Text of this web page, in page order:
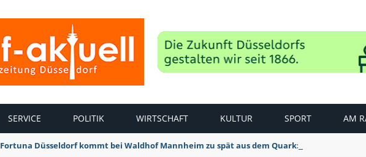
SERVICE POLITIK WIRTSCHAFT KULTUR SPORT AM
Fortuna Düsseldorf kommt bei Waldhof Mannheim zu spät aus dem Quark: 1:2 Niederlage